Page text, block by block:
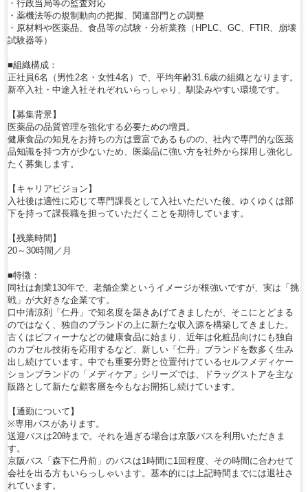
・行政当局等の監査対応
・薬機法等の規制動向の把握、関連部門との調整
・原材料や医薬品、食品等の試験・分析業務（HPLC、GC、FTIR、崩壊
試験器等）
■組織構成：
正社員6名（男性2名・女性4名）で、平均年齢31.6歳の組織となります。
新卒入社・中途入社それぞれいらっしゃり、馴染みやすい環境です。
【募集背景】
医薬品の品質管理を強化する必要ための増員。
健康食品の知見をお持ちの方は豊富であるものの、社内で専門的な医薬
品知識を持つ方が少ないため、医薬品に強い方を社外から採用し強化し
たく募集します。
【キャリアビジョン】
入社後は適性に応じて専門課長として入社いただいた後、ゆくゆくは部
下を持って課長職を担っていただくことを期待しています。
【残業時間】
20～30時間／月
■特徴：
同社は創業130年で、老舗企業というイメージが根強いですが、実は「挑
戦」が大好きな企業です。
口中清涼剤「仁丹」で知名度を築きあげてきましたが、そこにとどまる
のではなく、独自のブランドの上に新たな収入源を構築してきました。
古くはビフィーナなどの健康食品に始まり、近年は化粧品向けにも独自
のカプセル技術を応用するなど、新しい「仁丹」ブランドを数多く生み
出し続けています。中でも重要分野と位置付けているセルフメディケー
ションブランドの「メディケア」シリーズでは、ドラッグストアを主な
販路として新たな顧客層を今もなお開拓し続けています。
【通勤について】
※専用バスがあります。
送迎バスは20時まで。それを過ぎる場合は京阪バスを利用いただきま
す。
京阪バス「森下仁丹前」のバスは1時間に1回程度、その時間に合わせて
会社を出る方もいらっしゃいます。基本的には上記時間までには退社さ
れています。